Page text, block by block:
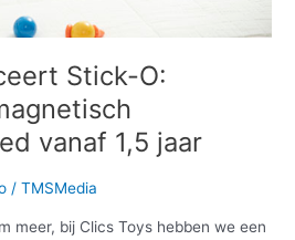
Stick-O:
vanaf 1,5 jaar
/TMSMedia
meer, bij Clics Toys hebben we een